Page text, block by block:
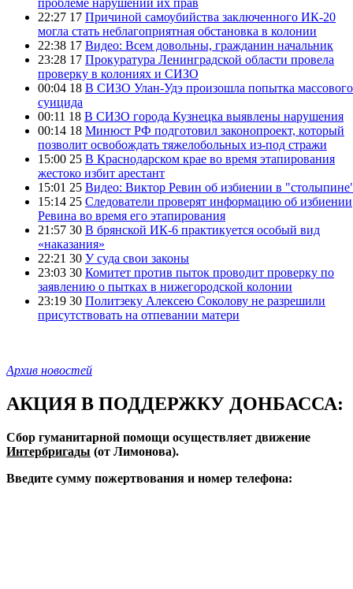
22:27 17 Причиной самоубийства заключенного ИК-20
могла стать неблагоприятная обстановка в колонии
22:38 17 Видео: Всем довольны, гражданин начальник
23:28 17 Прокуратура Ленинградской области провела
проверку в колониях и СИЗО
00:04 18 В СИЗО Улан-Удэ произошла попытка массового
суицида
00:11 18 В СИЗО города Кузнецка выявлены нарушения
00:14 18 Минюст РФ подготовил законопроект, который
позволит освобождать тяжелобольных из-под стражи
15:00 25 В Краснодарском крае во время этапирования
жестоко избит арестант
15:01 25 Видео: Виктор Ревин об избиении в
15:14 25 Следователи проверят информацию об избиении
Ревина во время его этапирования
21:57 30 В брянской ИК-6 практикуется особый вид
«наказания»
22:21 30 У суда свои законы
23:03 30 Комитет против пыток проводит проверку по
заявлению о пытках в нижегородской колонии
23:19 30 Политзеку Алексею Соколову не разрешили
присутствовать на отпевании матери
Архив новостей
АКЦИЯ В ПОДДЕРЖКУ ДОНБАССА:
Сбор гуманитарной помощи осуществляет движение
Интербригады (от Лимонова).
Введите сумму пожертвования и номер телефона: